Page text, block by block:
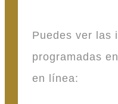
Puedes ver las
programadas
en línea: